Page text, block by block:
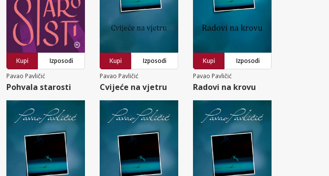
Kupi
Izposodi
Pavao Pavličić
Pohvala starosti
Kupi
Izposodi
Pavao Pavličić
Cvijeće na vjetru
Kupi
Izposodi
Pavao Pavličić
Radovi na krovu